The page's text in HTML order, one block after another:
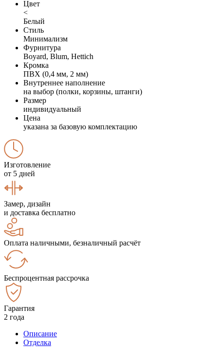
Цвет
<
Белый
Стиль
Минимализм
Фурнитура
Boyard, Blum, Hettich
Кромка
ПВХ (0,4 мм, 2 мм)
Внутреннее наполнение
на выбор (полки, корзины, штанги)
Размер
индивидуальный
Цена
указана за базовую комплектацию
Изготовление
от 5 дней
Замер, дизайн
и доставка бесплатно
Оплата наличными, безналичный расчёт
Беспроцентная рассрочка
Гарантия
2 года
Описание
Отделка